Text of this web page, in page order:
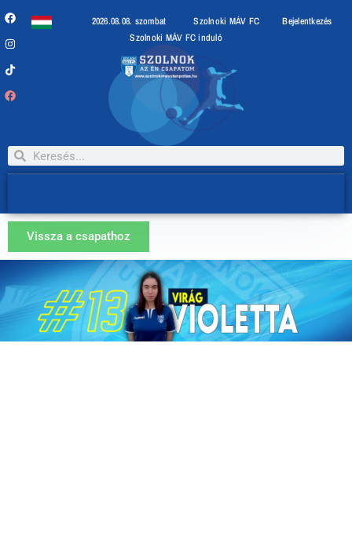
2026.08.08. szombat Szolnoki MÁV FC
Bejelentkezés
Szolnoki MÁV FC induló
Vissza a csapathoz